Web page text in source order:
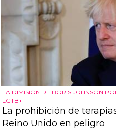
LA DIMISIÓN DE BORIS JOHNSON
LGTB+
La prohibición de
Reino Unido en peligro